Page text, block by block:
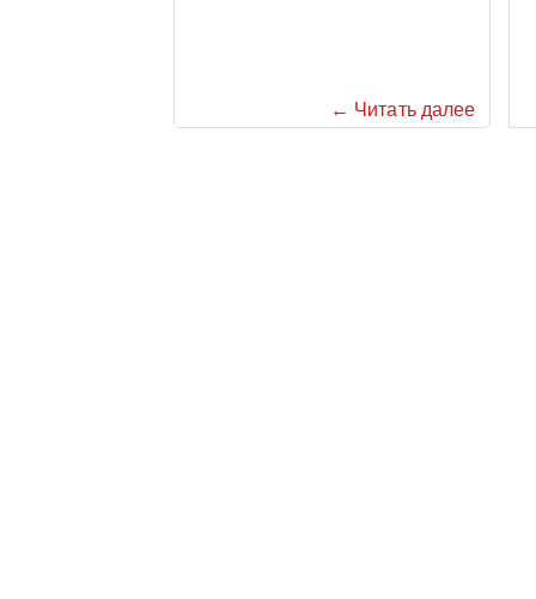
← Читать далее